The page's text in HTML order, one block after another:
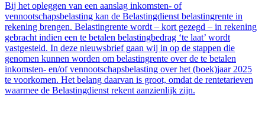
Bij het opleggen van een aanslag inkomsten- of
vennootschapsbelasting kan de Belastingdienst belastingrente in
rekening brengen. Belastingrente wordt – kort gezegd – in rekening
gebracht indien een te betalen belastingbedrag ‘te laat’ wordt
vastgesteld. In deze nieuwsbrief gaan wij in op de stappen die
genomen kunnen worden om belastingrente over de te betalen
inkomsten- en/of vennootschapsbelasting over het (boek)jaar 2025
te voorkomen. Het belang daarvan is groot, omdat de rentetarieven
waarmee de Belastingdienst rekent aanzienlijk zijn.